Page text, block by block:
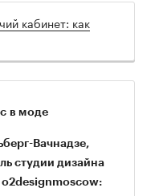
кабинет: как
в моде
Вачнадзе,
студии дизайна
o2designmoscow: